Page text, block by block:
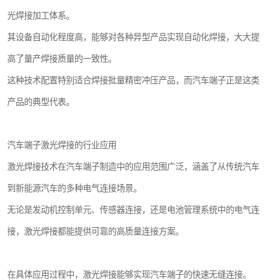
光焊接加工体系。
其设备自动化程度高，能够对各种异型产品实现自动化焊接，大大提
高了量产焊接质量的一致性。
这种技术配置特别适合焊接批量精密冲压产品，而汽车端子正是这类
产品的典型代表。
汽车端子激光焊接的行业应用
激光焊接技术在汽车端子制造中的应用范围广泛，涵盖了从传统汽车
到新能源汽车的多种电气连接场景。
无论是发动机控制单元、传感器连接，还是电池管理系统中的电气连
接，激光焊接都能提供可靠的高质量连接方案。
在具体应用过程中，激光焊接能够实现汽车端子的快速无缝连接。